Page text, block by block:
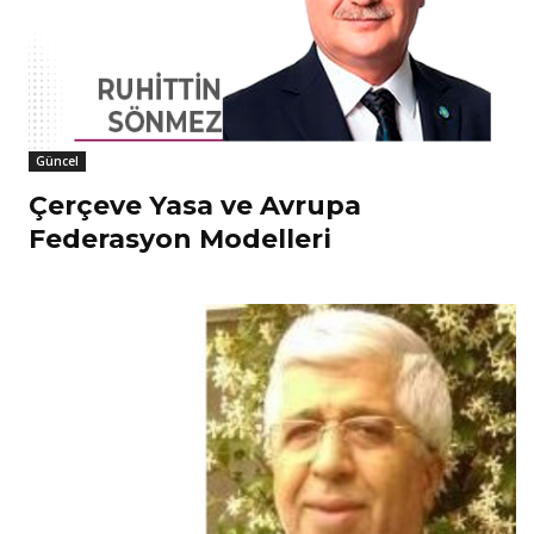
Güncel
Çerçeve Yasa ve Avrupa
Federasyon Modelleri